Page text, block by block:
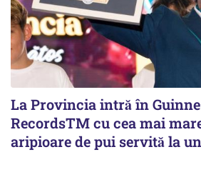
La Provincia intră în
RecordsTM cu cea mai
aripioare de pui servită la